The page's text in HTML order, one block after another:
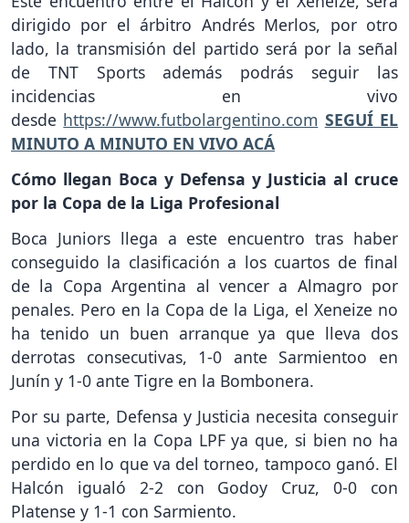
dirigido por el árbitro Andrés Merlos, por otro
lado, la transmisión del partido será por la señal
de TNT Sports además podrás seguir las
incidencias en vivo
desde https://www.futbolargentino.com SEGUÍ EL
MINUTO A MINUTO EN VIVO ACÁ
Cómo llegan Boca y Defensa y Justicia al cruce
por la Copa de la Liga Profesional
Boca Juniors llega a este encuentro tras haber
conseguido la clasificación a los cuartos de final
de la Copa Argentina al vencer a Almagro por
penales. Pero en la Copa de la Liga, el Xeneize no
ha tenido un buen arranque ya que lleva dos
derrotas consecutivas, 1-0 ante Sarmientoo en
Junín y 1-0 ante Tigre en la Bombonera.
Por su parte, Defensa y Justicia necesita conseguir
una victoria en la Copa LPF ya que, si bien no ha
perdido en lo que va del torneo, tampoco ganó. El
Halcón igualó 2-2 con Godoy Cruz, 0-0 con
Platense y 1-1 con Sarmiento.